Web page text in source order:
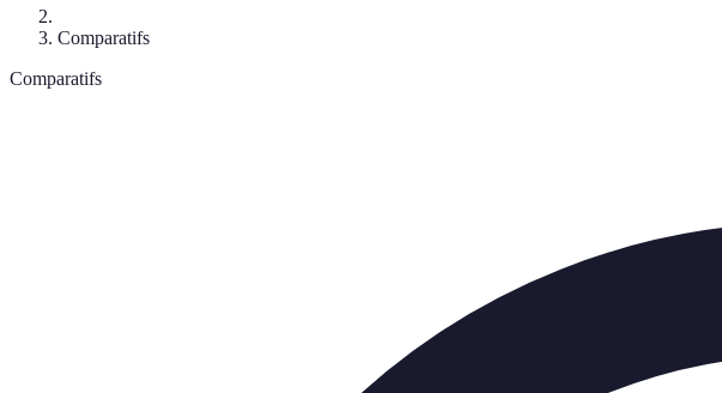
Comparatifs
Comparatifs